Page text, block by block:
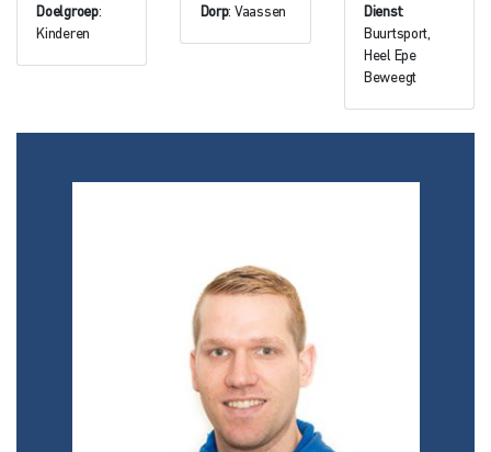
Doelgroep:
Kinderen
Dorp: Vaassen Dienst:
Buurtsport,
Heel Epe
Beweegt